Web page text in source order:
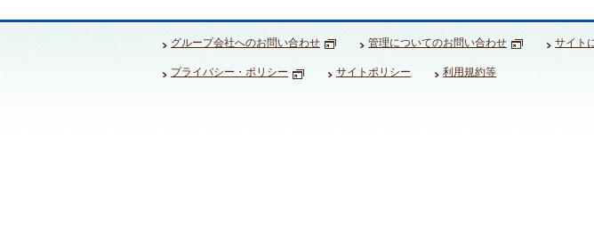
グループ会社へのお問い合わせ 管理についてのお問い合わせ サイト
プライバシー・ポリシー サイトポリシー 利用規約等